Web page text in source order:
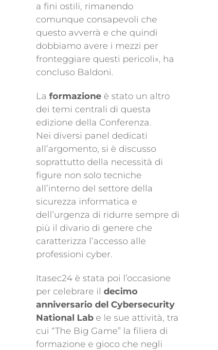
a fini ostili, rimanendo
comunque consapevoli che
questo avverrà e che quindi
dobbiamo avere i mezzi per
fronteggiare questi pericoli», ha
concluso Baldoni.
La formazione è stato un altro
dei temi centrali di questa
edizione della Conferenza.
Nei diversi panel dedicati
all’argomento, si è discusso
soprattutto della necessità di
figure non solo tecniche
all’interno del settore della
sicurezza informatica e
dell’urgenza di ridurre sempre di
più il divario di genere che
caratterizza l’accesso alle
professioni cyber.
Itasec24 è stata poi l’occasione
per celebrare il decimo
anniversario del Cybersecurity
National Lab e le sue attività, tra
cui “The Big Game” la filiera di
formazione e gioco che negli